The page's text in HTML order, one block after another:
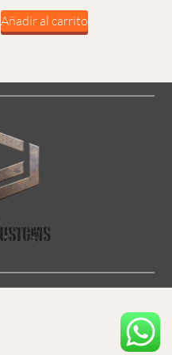
Añadir al carrito